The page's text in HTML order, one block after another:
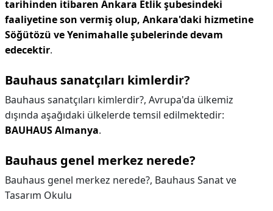
tarihinden itibaren Ankara Etlik şubesindeki
faaliyetine son vermiş olup, Ankara'daki hizmetine
Söğütözü ve Yenimahalle şubelerinde devam
edecektir.
Bauhaus sanatçıları kimlerdir?
Bauhaus sanatçıları kimlerdir?, Avrupa'da ülkemiz
dışında aşağıdaki ülkelerde temsil edilmektedir:
BAUHAUS Almanya.
Bauhaus genel merkez nerede?
Bauhaus genel merkez nerede?, Bauhaus Sanat ve
Tasarım Okulu